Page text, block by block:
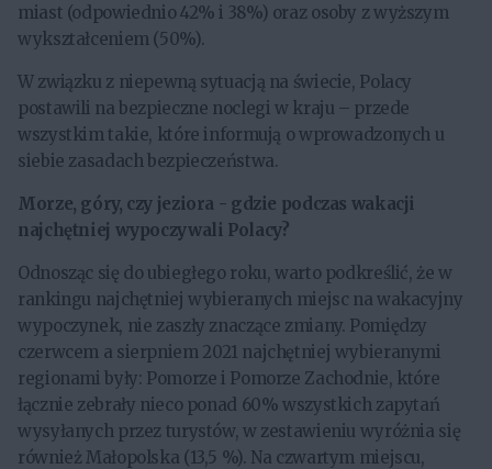
miast (odpowiednio 42% i 38%) oraz osoby z wyższym
wykształceniem (50%).
W związku z niepewną sytuacją na świecie, Polacy
postawili na bezpieczne noclegi w kraju – przede
wszystkim takie, które informują o wprowadzonych u
siebie zasadach bezpieczeństwa.
Morze, góry, czy jeziora - gdzie podczas wakacji
najchętniej wypoczywali Polacy?
Odnosząc się do ubiegłego roku, warto podkreślić, że w
rankingu najchętniej wybieranych miejsc na wakacyjny
wypoczynek, nie zaszły znaczące zmiany. Pomiędzy
czerwcem a sierpniem 2021 najchętniej wybieranymi
regionami były: Pomorze i Pomorze Zachodnie, które
łącznie zebrały nieco ponad 60% wszystkich zapytań
wysyłanych przez turystów, w zestawieniu wyróżnia się
również Małopolska (13,5 %). Na czwartym miejscu,